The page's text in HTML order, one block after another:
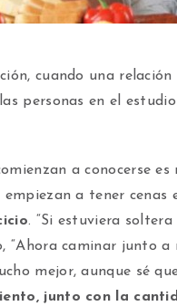
cuando una
personas en el estudio
a conocerse
a tener cenas
. “Si estuviera
“Ahora caminar junto
mejor, aunque sé
junto con la